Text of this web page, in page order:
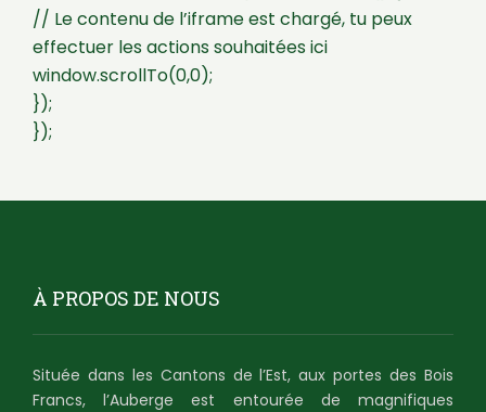
// Le contenu de l’iframe est chargé, tu peux
effectuer les actions souhaitées ici
window.scrollTo(0,0);
});
});
À PROPOS DE NOUS
Située dans les Cantons de l’Est, aux portes des Bois
Francs, l’Auberge est entourée de magnifiques